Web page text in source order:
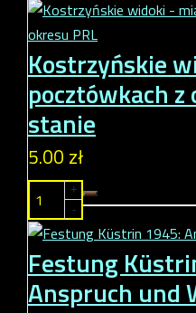
Kostrzyńskie
pocztówkach z
stanie
5.00 zł
+
-
Festung
Anspruch und